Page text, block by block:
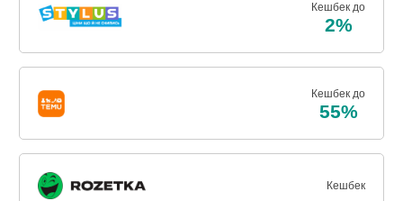
Кешбек до
2%
Кешбек до
55%
Кешбек